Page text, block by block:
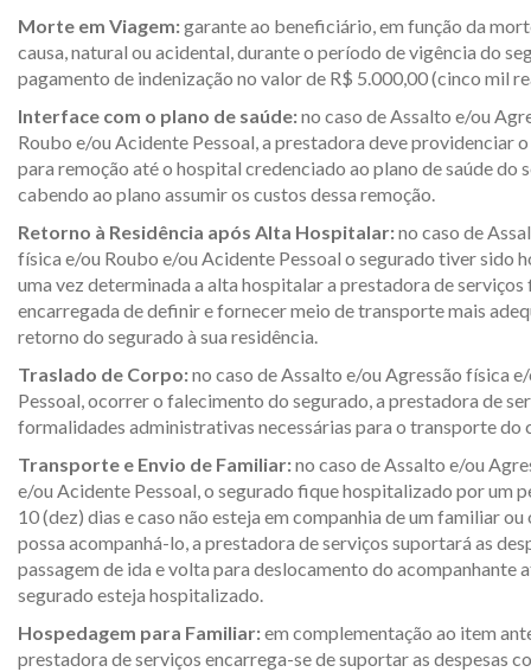
Morte em Viagem:garante ao beneficiário, em função da
causa, natural ou acidental, durante o período de vigência do
pagamento de indenização no valor de R$ 5.000,00 (cinco mil
Interface com o plano de saúde:no caso de Assalto e/ou
Roubo e/ou Acidente Pessoal, a prestadora deve providenciar
para remoção até o hospital credenciado ao plano de saúde do
cabendo ao plano assumir os custos dessa remoção.
Retorno à Residência após Alta Hospitalar:no caso de
física e/ou Roubo e/ou Acidente Pessoal o segurado tiver sido
uma vez determinada a alta hospitalar a prestadora de serviços
encarregada de definir e fornecer meio de transporte mais
retorno do segurado à sua residência.
Traslado de Corpo:no caso de Assalto e/ou Agressão física
Pessoal, ocorrer o falecimento do segurado, a prestadora de
formalidades administrativas necessárias para o transporte do
Transporte e Envio de Familiar:no caso de Assalto e/ou
e/ou Acidente Pessoal, o segurado fique hospitalizado por um
10 (dez) dias e caso não esteja em companhia de um familiar ou
possa acompanhá-lo, a prestadora de serviços suportará as
passagem de ida e volta para deslocamento do acompanhante
segurado esteja hospitalizado.
Hospedagem para Familiar:em complementação ao item
prestadora de serviços encarrega-se de suportar as despesas